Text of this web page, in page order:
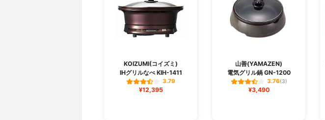
KOIZUMI(コイズミ)
IHグリルなべ KIH-1411
3.79
¥12,395
山善(YAMAZEN)
電気グリル鍋 GN-1200
3.76(3)
¥3,490